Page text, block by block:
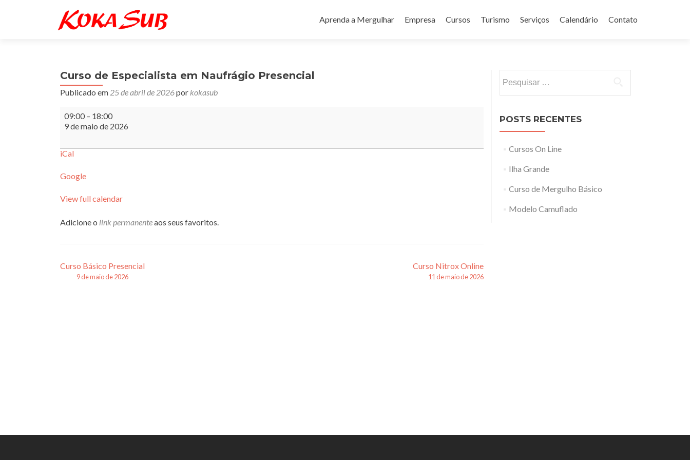
para
Aprenda a Mergulhar Empresa Cursos Turismo Serviços Calendário Contato
Curso de Especialista em Naufrágio Presencial
Publicado em 25 de abril de 2026por kokasub
Curso
de
Especialista
Naufrágio
09:00 – 18:00
9 de maio de 2026
iCal
Google
View full calendar
Adicione o link permanenteaos seus favoritos.
Navegação
Curso Básico Presencial
9 de maio de 2026
Curso Nitrox Online
11 de maio de 2026
por:
POSTS RECENTES
Cursos On Line
Ilha Grande
Curso de Mergulho Básico
Modelo Camuflado